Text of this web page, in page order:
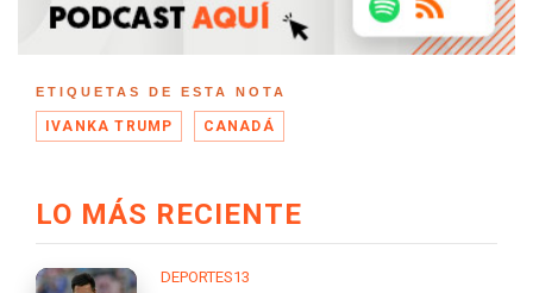
ETIQUETAS DE ESTA NOTA
IVANKA TRUMP CANADÁ
LO MÁS RECIENTE
DEPORTES13